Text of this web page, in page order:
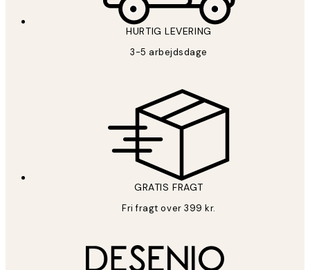
HURTIG LEVERING
3-5 arbejdsdage
GRATIS FRAGT
Fri fragt over 399 kr.